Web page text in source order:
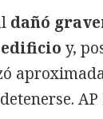
dañó
y,
AP